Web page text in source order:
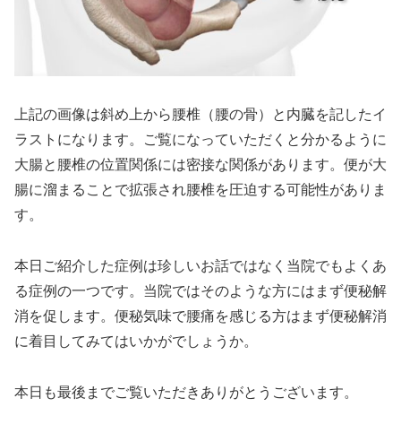
上記の画像は斜め上から腰椎（腰の骨）と内臓を記したイ
ラストになります。ご覧になっていただくと分かるように
大腸と腰椎の位置関係には密接な関係があります。便が大
腸に溜まることで拡張され腰椎を圧迫する可能性がありま
す。
本日ご紹介した症例は珍しいお話ではなく当院でもよくあ
る症例の一つです。当院ではそのような方にはまず便秘解
消を促します。便秘気味で腰痛を感じる方はまず便秘解消
に着目してみてはいかがでしょうか。
本日も最後までご覧いただきありがとうございます。